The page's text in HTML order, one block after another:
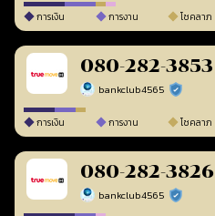
การเงิน การงาน โชคลาภ
080-282-3853
bankclub4565 ร้านยืนยันแล้ว
การเงิน การงาน โชคลาภ
080-282-3826
bankclub4565 ร้านยืนยันแล้ว